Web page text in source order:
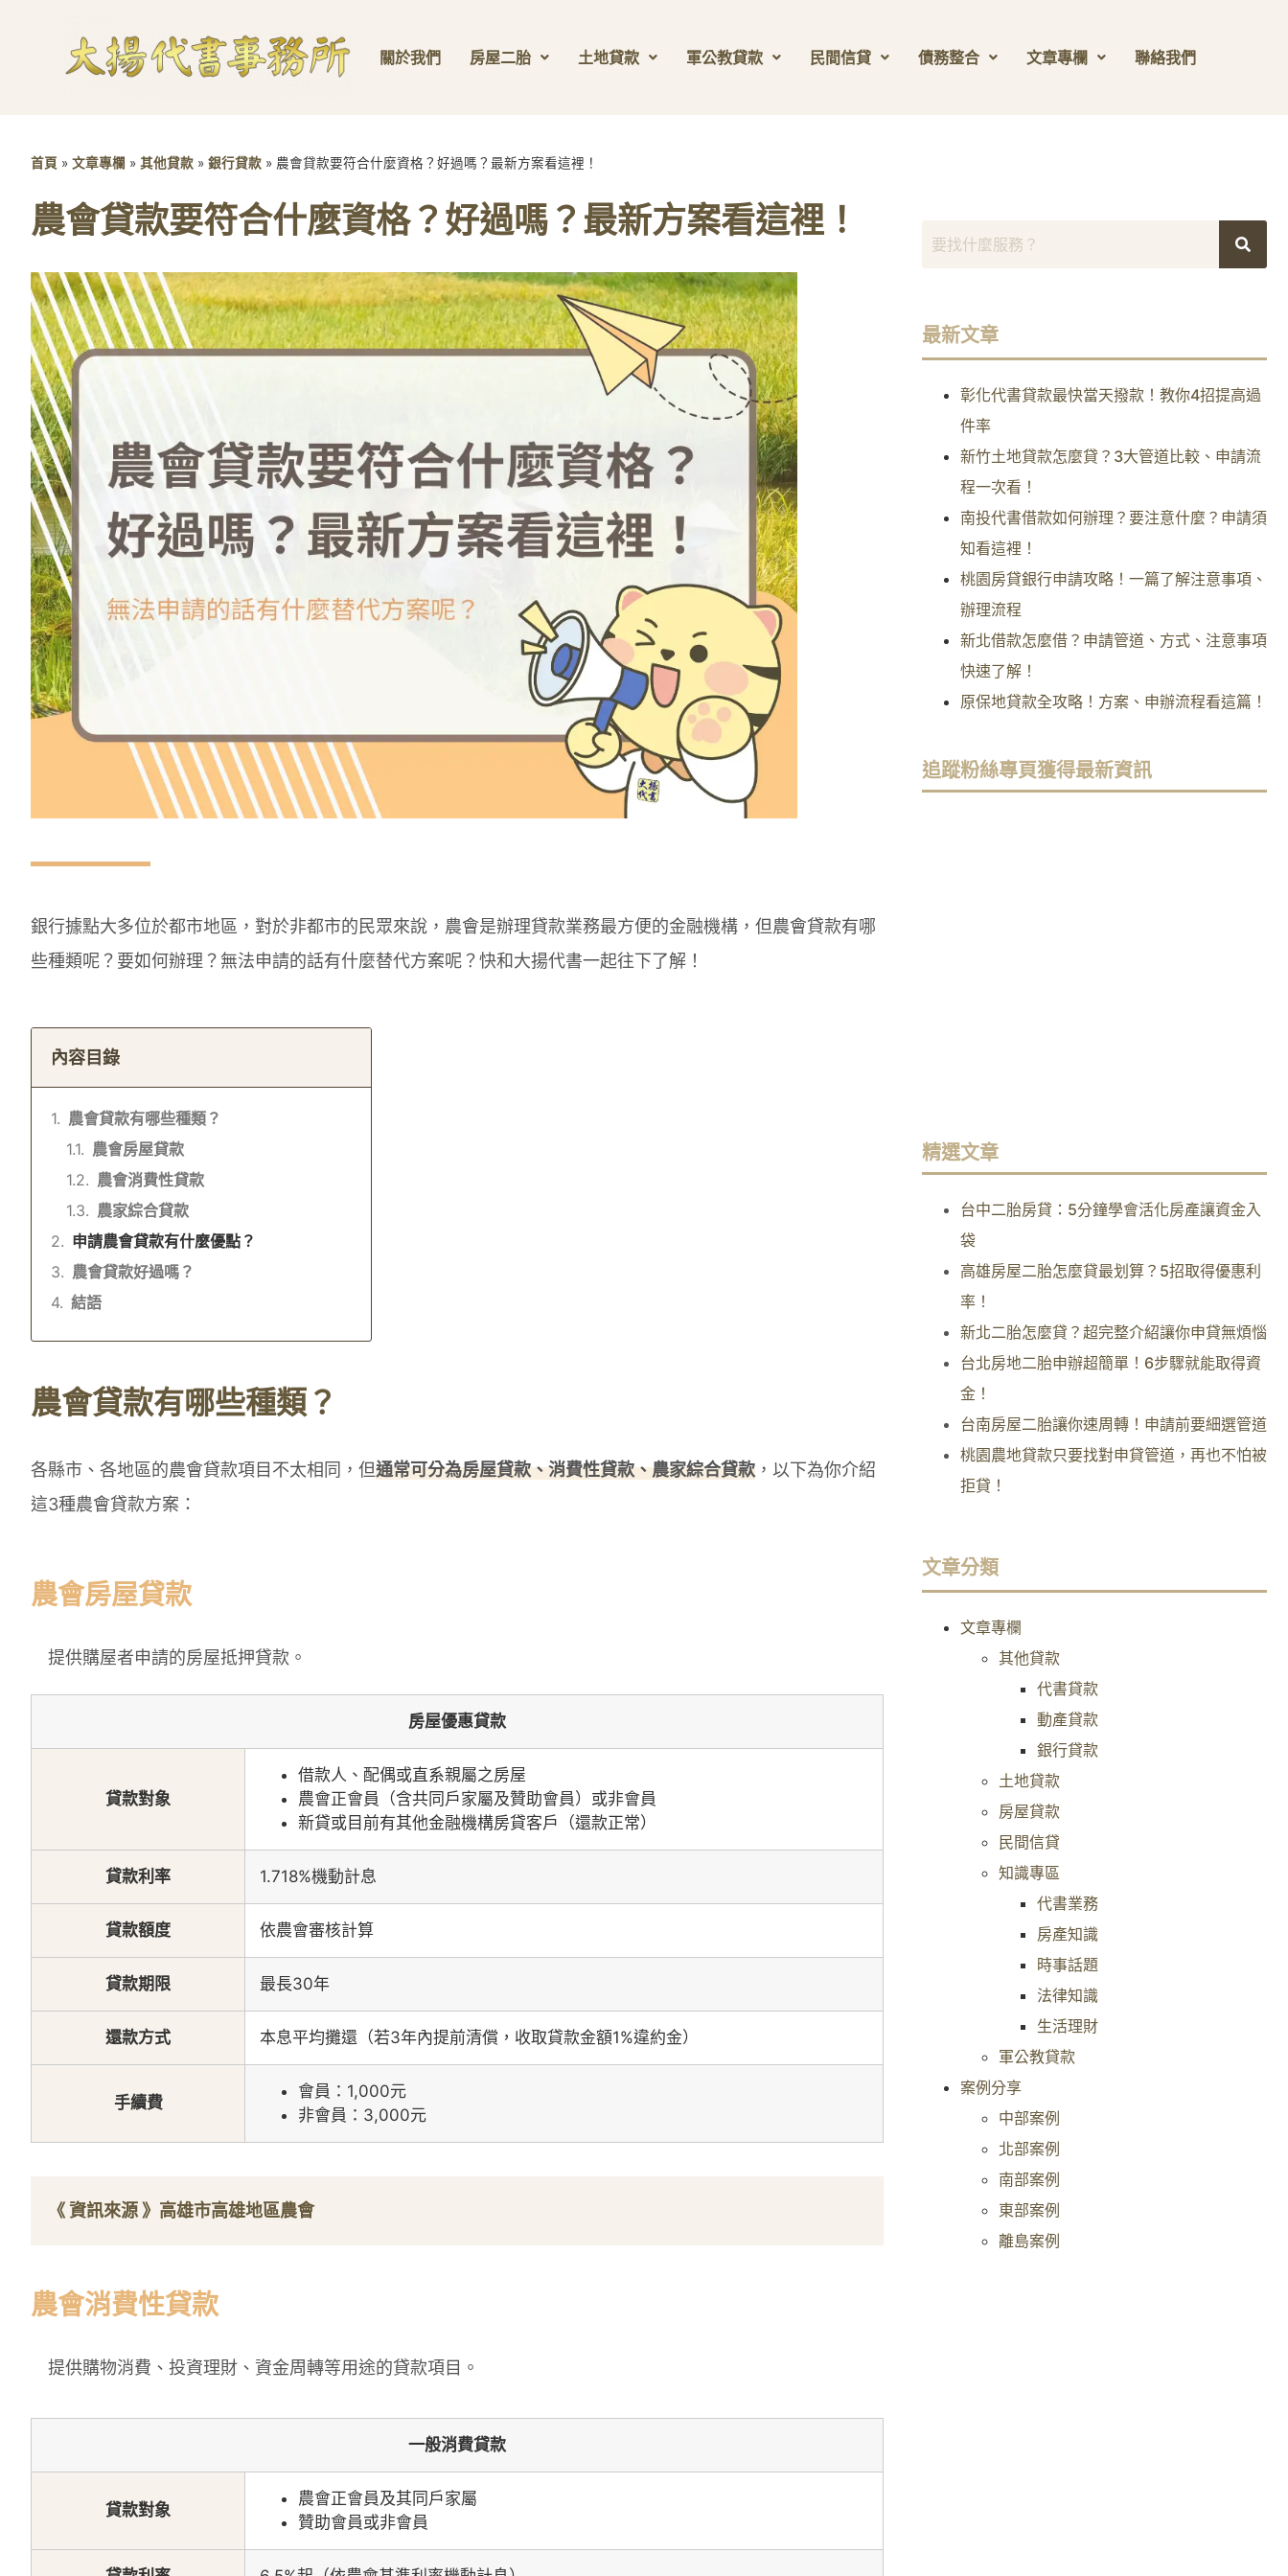
關於我們 房屋二胎 土地貸款 軍公教貸款 民間信貸 債務整合 文章專欄 聯絡我們
首頁 » 文章專欄 » 其他貸款 » 銀行貸款 » 農會貸款要符合什麼資格？好過嗎？最新方案看這裡！
農會貸款要符合什麼資格？好過嗎？最新方案看這裡！
銀行據點大多位於都市地區，對於非都市的民眾來說，農會是辦理貸款業務最方便的金融機構，但農會貸款有哪
些種類呢？要如何辦理？無法申請的話有什麼替代方案呢？快和大揚代書一起往下了解！
內容目錄
農會貸款有哪些種類？
農會房屋貸款
農會消費性貸款
農家綜合貸款
申請農會貸款有什麼優點？
農會貸款好過嗎？
結語
農會貸款有哪些種類？
各縣市、各地區的農會貸款項目不太相同，但通常可分為房屋貸款、消費性貸款、農家綜合貸款 ，以下為你介紹
這3種農會貸款方案：
農會房屋貸款
提供購屋者申請的房屋抵押貸款。
房屋優惠貸款
貸款對象
借款人、配偶或直系親屬之房屋
農會正會員（含共同戶家屬及贊助會員）或非會員
新貸或目前有其他金融機構房貸客戶（還款正常）
貸款利率 1.718%機動計息
貸款額度 依農會審核計算
貸款期限 最長30年
還款方式 本息平均攤還（若3年內提前清償，收取貸款金額1%違約金）
手續費
會員：1,000元
非會員：3,000元
《 資訊來源 》 高雄市高雄地區農會
農會消費性貸款
提供購物消費、投資理財、資金周轉等用途的貸款項目。
一般消費貸款
貸款對象
農會正會員及其同戶家屬
贊助會員或非會員
最新文章
彰化代書貸款最快當天撥款！教你4招提高過
件率
新竹土地貸款怎麼貸？3大管道比較、申請流
程一次看！
南投代書借款如何辦理？要注意什麼？申請須
知看這裡！
桃園房貸銀行申請攻略！一篇了解注意事項、
辦理流程
新北借款怎麼借？申請管道、方式、注意事項
快速了解！
原保地貸款全攻略！方案、申辦流程看這篇！
追蹤粉絲專頁獲得最新資訊
精選文章
台中二胎房貸：5分鐘學會活化房產讓資金入
袋
高雄房屋二胎怎麼貸最划算？5招取得優惠利
率！
新北二胎怎麼貸？超完整介紹讓你申貸無煩惱
台北房地二胎申辦超簡單！6步驟就能取得資
金！
台南房屋二胎讓你速周轉！申請前要細選管道
桃園農地貸款只要找對申貸管道，再也不怕被
拒貸！
文章分類
文章專欄
其他貸款
代書貸款
動產貸款
銀行貸款
土地貸款
房屋貸款
民間信貸
知識專區
代書業務
房產知識
時事話題
法律知識
生活理財
軍公教貸款
案例分享
中部案例
北部案例
南部案例
東部案例
離島案例